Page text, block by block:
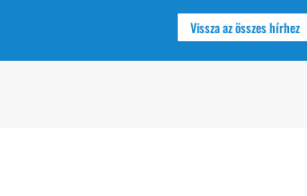
Vissza az összes hírhez